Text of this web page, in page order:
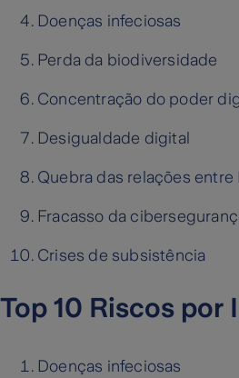
Doenças infeciosas
Perda da biodiversidade
Concentração do poder
Desigualdade digital
Quebra das relações entre
Fracasso da
Crises de subsistência
Top 10 Riscos por
Doenças infeciosas